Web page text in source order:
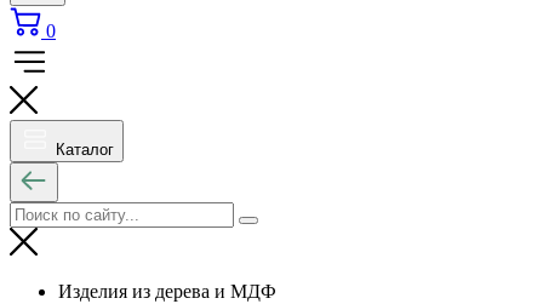
0
Каталог
Изделия из дерева и МДФ